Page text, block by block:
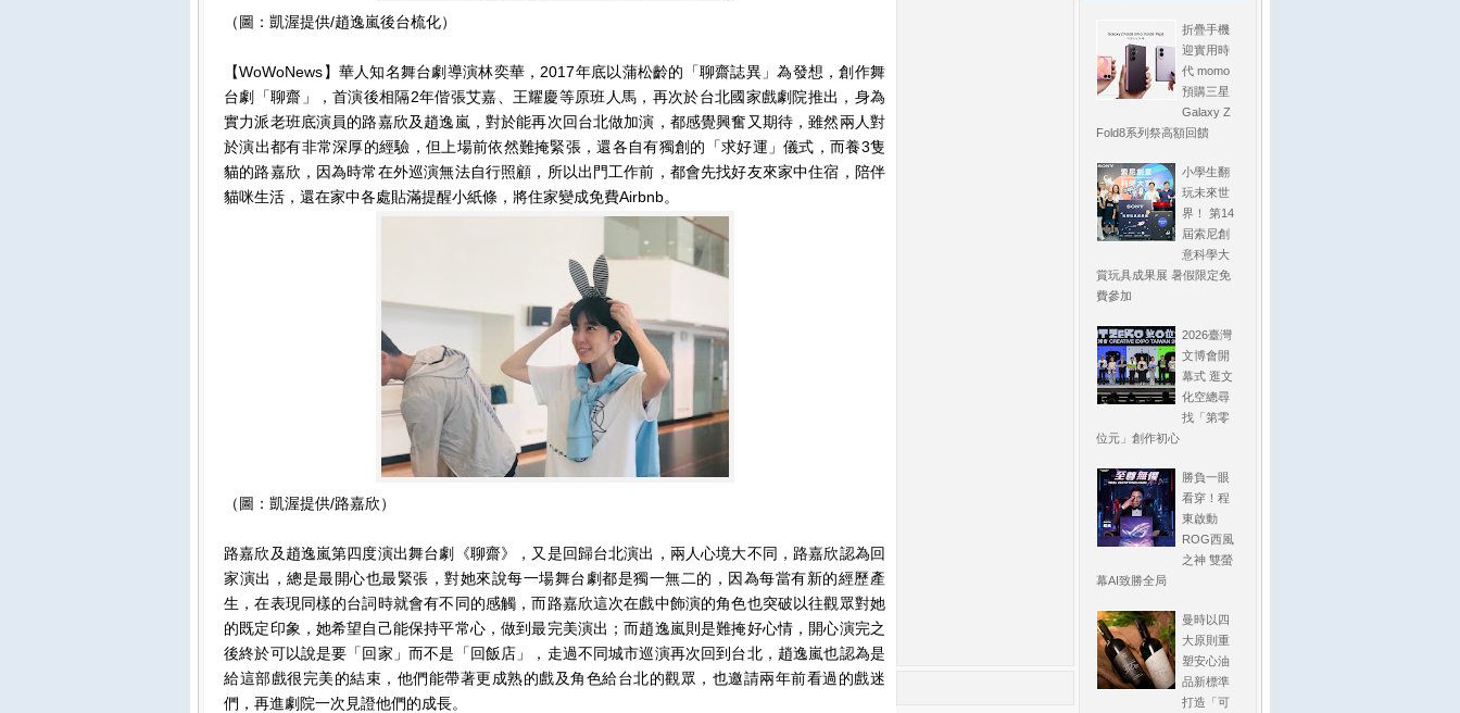
（圖：凱渥提供/趙逸嵐後台梳化）
【WoWoNews】華人知名舞台劇導演林奕華，2017年底以蒲松齡的「聊齋誌異」為發想，創作舞
台劇「聊齋」，首演後相隔2年偕張艾嘉、王耀慶等原班人馬，再次於台北國家戲劇院推出，身為
實力派老班底演員的路嘉欣及趙逸嵐，對於能再次回台北做加演，都感覺興奮又期待，雖然兩人對
於演出都有非常深厚的經驗，但上場前依然難掩緊張，還各自有獨創的「求好運」儀式，而養3隻
貓的路嘉欣，因為時常在外巡演無法自行照顧，所以出門工作前，都會先找好友來家中住宿，陪伴
貓咪生活，還在家中各處貼滿提醒小紙條，將住家變成免費Airbnb。
（圖：凱渥提供/路嘉欣）
路嘉欣及趙逸嵐第四度演出舞台劇《聊齋》，又是回歸台北演出，兩人心境大不同，路嘉欣認為回
家演出，總是最開心也最緊張，對她來說每一場舞台劇都是獨一無二的，因為每當有新的經歷產
生，在表現同樣的台詞時就會有不同的感觸，而路嘉欣這次在戲中飾演的角色也突破以往觀眾對她
的既定印象，她希望自己能保持平常心，做到最完美演出；而趙逸嵐則是難掩好心情，開心演完之
後終於可以說是要「回家」而不是「回飯店」，走過不同城市巡演再次回到台北，趙逸嵐也認為是
給這部戲很完美的結束，他們能帶著更成熟的戲及角色給台北的觀眾，也邀請兩年前看過的戲迷
們，再進劇院一次見證他們的成長。
折疊手機
迎實用時
代 momo
預購三星
Galaxy Z
Fold8系列祭高額回饋
小學生翻
玩未來世
界！ 第14
屆索尼創
意科學大
賞玩具成果展 暑假限定免
費參加
2026臺灣
文博會開
幕式 逛文
化空總尋
找「第零
位元」創作初心
勝負一眼
看穿！程
東啟動
ROG西風
之神 雙螢
幕AI致勝全局
曼時以四
大原則重
塑安心油
品新標準
打造「可